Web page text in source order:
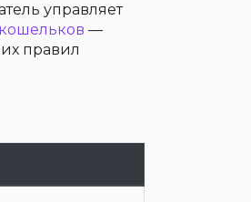
управляет
кошельков —
правил